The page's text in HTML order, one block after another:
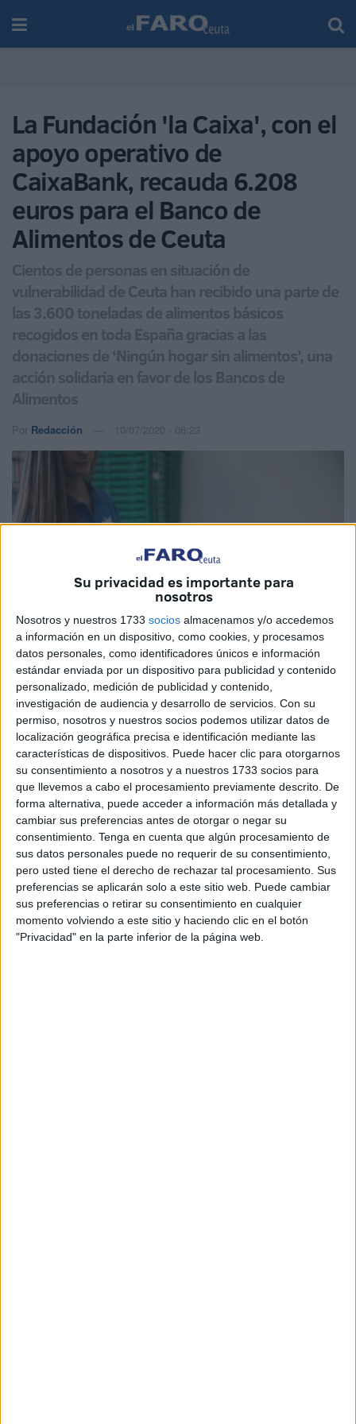
Su privacidad es importante para
nosotros
Nosotros y nuestros 1733 socios almacenamos y/o accedemos
a información en un dispositivo, como cookies, y procesamos
datos personales, como identificadores únicos e información
estándar enviada por un dispositivo para publicidad y contenido
personalizado, medición de publicidad y contenido,
investigación de audiencia y desarrollo de servicios. Con su
permiso, nosotros y nuestros socios podemos utilizar datos de
localización geográfica precisa e identificación mediante las
características de dispositivos. Puede hacer clic para otorgarnos
su consentimiento a nosotros y a nuestros 1733 socios para
que llevemos a cabo el procesamiento previamente descrito. De
forma alternativa, puede acceder a información más detallada y
cambiar sus preferencias antes de otorgar o negar su
consentimiento. Tenga en cuenta que algún procesamiento de
sus datos personales puede no requerir de su consentimiento,
pero usted tiene el derecho de rechazar tal procesamiento. Sus
preferencias se aplicarán solo a este sitio web. Puede cambiar
sus preferencias o retirar su consentimiento en cualquier
momento volviendo a este sitio y haciendo clic en el botón
"Privacidad" en la parte inferior de la página web.
La Fundación 'la Caixa', con el
apoyo operativo de
CaixaBank, recauda 6.208
euros para el Banco de
Alimentos de Ceuta
Cientos de personas en situación de
vulnerabilidad de Ceuta han recibido una parte de
las 3.600 toneladas de alimentos básicos
recogidos en toda España gracias a las
donaciones de ‘Ningún hogar sin alimentos’, una
acción solidaria en favor de los Bancos de
Alimentos
Por Redacción 10/07/2020 - 06:23
Cedida
La acción solidaria ‘Ningún hogar sin alimentos’,
impulsada por la Fundación'la Caixa'y CaixaBank,
recauda 6.208 euros paraayudara las personas en
situación de vulnerabilidad de Ceuta. La campaña, en
favor de los Bancos de Alimentos, cierra con un total de
3,3 millones de euros recaudados en toda España, con
cuyo importe se han conseguido 3.600 toneladas de
alimentos básicos para los 54 Bancos de Alimentos
asociados en la Federación Española de Bancos de